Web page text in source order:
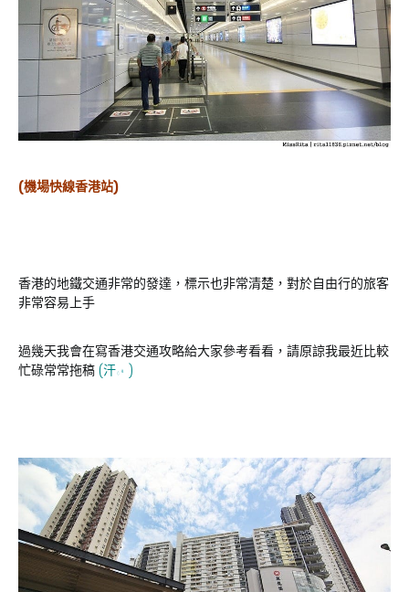
(機場快線香港站)
香港的地鐵交通非常的發達，標示也非常清楚，對於自由行的旅客
非常容易上手
過幾天我會在寫香港交通攻略給大家參考看看，請原諒我最近比較
忙碌常常拖稿 (汗 )